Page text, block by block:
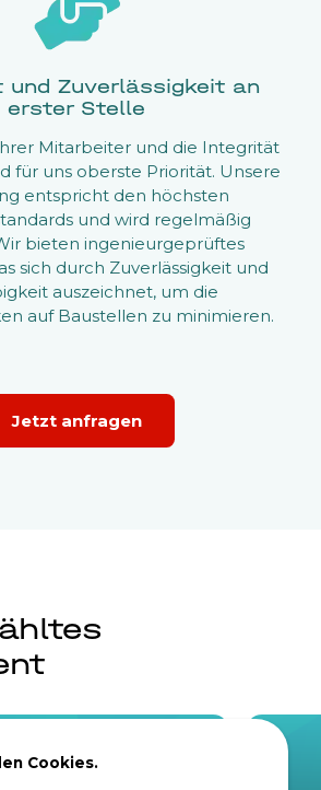
Cookies.
und Zuverlässigkeit an
erster Stelle
Mitarbeiter und die Integrität
für uns oberste Priorität. Unsere
entspricht den höchsten
und wird regelmäßig
bieten ingenieurgeprüftes
sich durch Zuverlässigkeit und
auszeichnet, um die
auf Baustellen zu minimieren.
Jetzt anfragen